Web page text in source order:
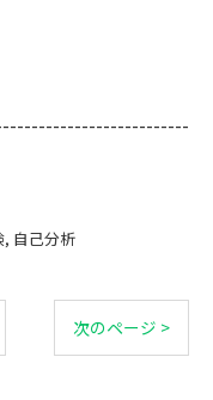
自己分析
次のページ >